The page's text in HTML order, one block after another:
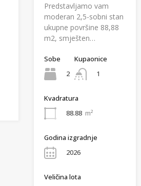
Predstavljamo vam
moderan 2,5-sobni stan
ukupne površine 88,88
m2, smješten…
Sobe
2
Kupaonice
1
Kvadratura
88.88 m²
Godina izgradnje
2026
Veličina lota